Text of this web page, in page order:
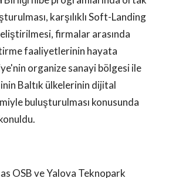
karşılıklı Soft-Landing
firmalar arasında
faaliyetlerinin hayata
organize sanayi bölgesi ile
Baltık ülkelerinin dijital
buluşturulması konusunda
OSB ve Yalova Teknopark